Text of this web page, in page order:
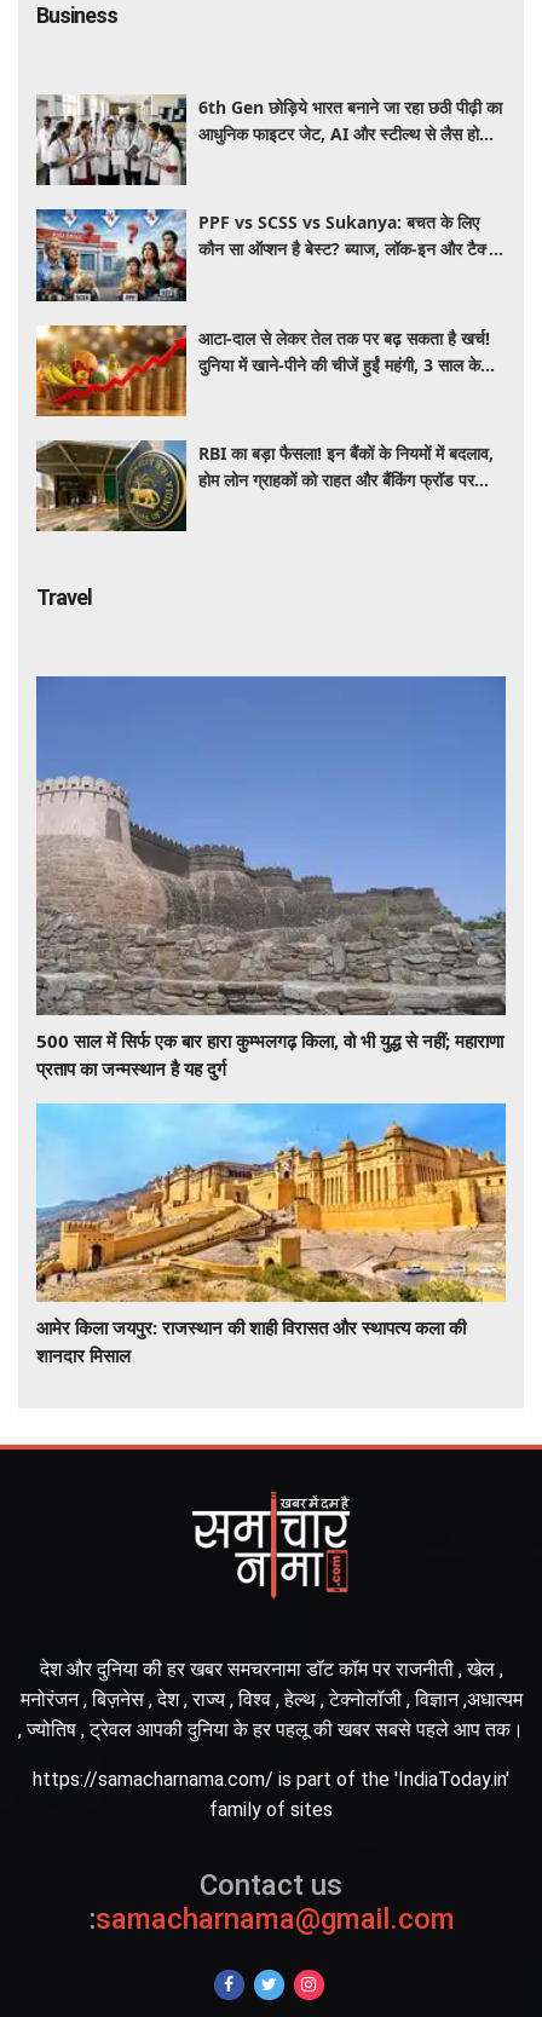
Business
6th Gen छोड़िये भारत बनाने जा रहा छठी पीढ़ी का
आधुनिक फाइटर जेट, AI और स्टील्थ से लैस होगा
PPF vs SCSS vs Sukanya: बचत के लिए
कौन सा ऑप्शन है बेस्ट? ब्याज, लॉक-इन और टैक्स
आटा-दाल से लेकर तेल तक पर बढ़ सकता है खर्च!
दुनिया में खाने-पीने की चीजें हुईं महंगी, 3 साल के
RBI का बड़ा फैसला! इन बैंकों के नियमों में बदलाव,
होम लोन ग्राहकों को राहत और बैंकिंग फ्रॉड पर
Travel
500 साल में सिर्फ एक बार हारा कुम्भलगढ़ किला, वो भी युद्ध से नहीं; महाराणा
प्रताप का जन्मस्थान है यह दुर्ग
आमेर किला जयपुर: राजस्थान की शाही विरासत और स्थापत्य कला की
शानदार मिसाल
देश और दुनिया की हर खबर समचरनामा डॉट कॉम पर राजनीती , खेल ,
मनोरंजन , बिज़नेस , देश , राज्य , विश्व , हेल्थ , टेक्नोलॉजी , विज्ञान ,अधात्यम
, ज्योतिष , ट्रेवल आपकी दुनिया के हर पहलू की खबर सबसे पहले आप तक।
https://samacharnama.com/ is part of the 'IndiaToday.in'
family of sites
Contact us
:samacharnama@gmail.com